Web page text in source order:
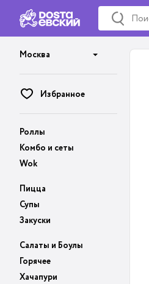
Москва
Избранное
Роллы
Комбо и сеты
Wok
Пицца
Супы
Закуски
Салаты и Боулы
Горячее
Хачапури